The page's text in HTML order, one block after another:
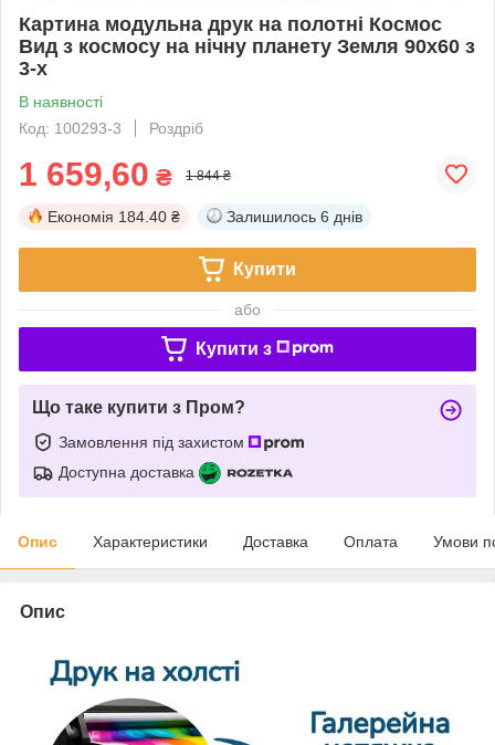
Картина модульна друк на полотні Космос
Вид з космосу на нічну планету Земля 90х60 з
3-х
В наявності
Код: 100293-3
Роздріб
1 659,60 ₴ 1 844 ₴
Економія 184.40 ₴ Залишилось 6 днів
Купити
або
Купити з
Що таке купити з Пром?
Замовлення під захистом
Доступна доставка
Опис Характеристики Доставка Оплата Умови
Опис